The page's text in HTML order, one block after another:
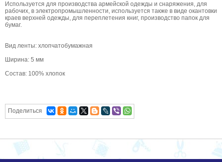
Используется для производства армейской одежды и снаряжения, для
рабочих, в электропромышленности, используется также в виде окантовки
краев верхней одежды, для переплетения книг, производство папок для
бумаг.
Вид ленты: хлопчатобумажная
Ширина: 5 мм
Состав: 100% хлопок
Поделиться